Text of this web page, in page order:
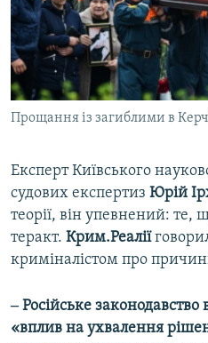
Прощання із загиблими в
Експерт Київського
судових експертиз Юрій
теорії, він упевнений: те,
теракт. Крим.Реалії
криміналістом про
‒ Російське
«вплив на ухвалення